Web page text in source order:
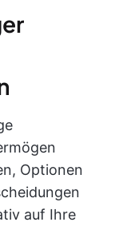
Optionen
auf Ihre